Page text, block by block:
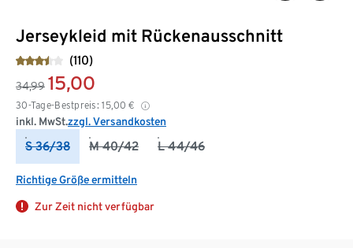
Jerseykleid mit Rückenausschnitt
(110)
34,99 15,00
30-Tage-Bestpreis: 15,00 €
inkl. MwSt.zzgl. Versandkosten
S 36/38 M 40/42 L 44/46
Richtige Größe ermitteln
Zur Zeit nicht verfügbar